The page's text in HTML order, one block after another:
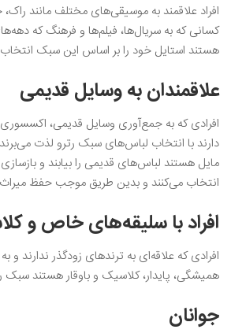
افراد علاقمند به موسیقی‌های مختلف مانند
کسانی که به سریال‌ها، فیلم‌ها و فرهنگ که
هستند استایل خود را بر اساس این سبک
علاقمندان به وسایل قدیمی
افرادی که به جمع‌آوری وسایل قدیمی،
دارند با انتخاب لباس‌های سبک رترو لذت
مایل هستند لباس‌های قدیمی را بیابند و
انتخاب می‌کنند و بدین طریق موجب حفظ
افراد با سلیقه‌های خاص و
افرادی که علاقه‌ای به ترندهای زودگذر ندارند و
همیشگی، پایدار، کلاسیک و باوقار هستند سبک
جوانان